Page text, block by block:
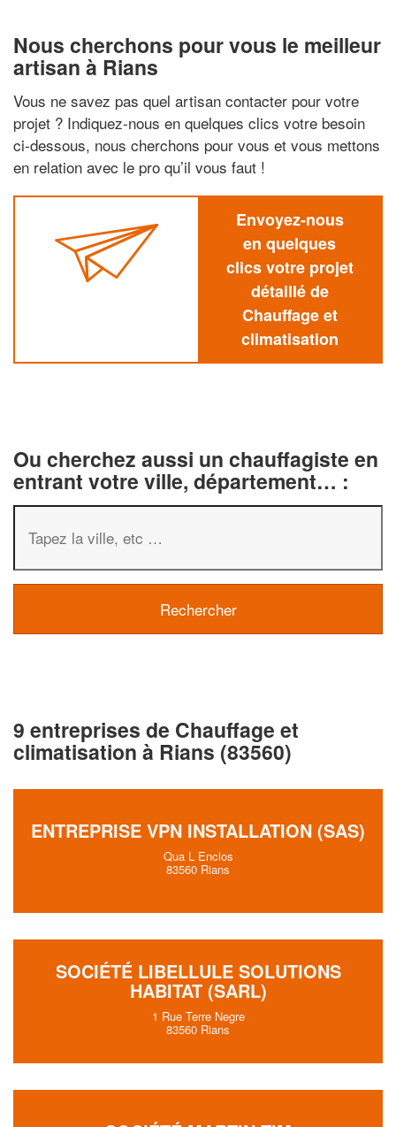
Nous cherchons pour vous le meilleur
artisan à Rians
Vous ne savez pas quel artisan contacter pour votre
projet ? Indiquez-nous en quelques clics votre besoin
ci-dessous, nous cherchons pour vous et vous mettons
en relation avec le pro qu’il vous faut !
Envoyez-nous
en quelques
clics votre projet
détaillé de
Chauffage et
climatisation
Ou cherchez aussi un chauffagiste en
entrant votre ville, département… :
9 entreprises de Chauffage et
climatisation à Rians (83560)
ENTREPRISE VPN INSTALLATION (SAS)
Qua L Enclos
83560 Rians
SOCIÉTÉ LIBELLULE SOLUTIONS
HABITAT (SARL)
1 Rue Terre Negre
83560 Rians